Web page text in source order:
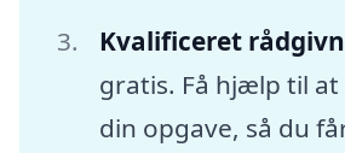
Kvalificeret
gratis. Få hjælp til at
din opgave, så du